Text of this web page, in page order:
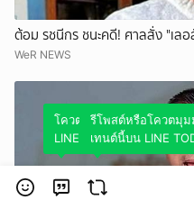
ต้อม รชนีกร ชนะคดี! ศาลสั่ง "เล
WeR NEWS
โควตมุมมองของคุณผ่านค
LINE TODAY
รีโพสต์หรือโควตมุ
เทนต์นี้บน LINE